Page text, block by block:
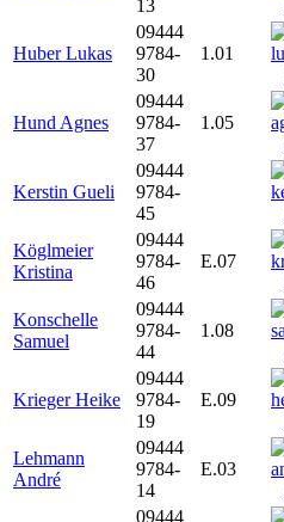
13
Huber Lukas
09444
9784-
30
1.01
Hund Agnes
09444
9784-
37
1.05
Kerstin Gueli
09444
9784-
45
Köglmeier
Kristina
09444
9784-
46
E.07
Konschelle
Samuel
09444
9784-
44
1.08
Krieger Heike
09444
9784-
19
E.09
Lehmann
André
09444
9784-
14
E.03
09444